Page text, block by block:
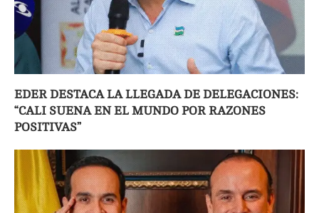
EDER DESTACA LA LLEGADA DE DELEGACIONES:
“CALI SUENA EN EL MUNDO POR RAZONES
POSITIVAS”